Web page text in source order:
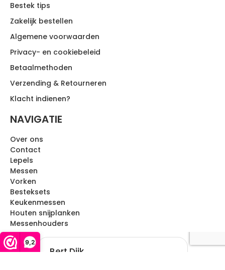
9,2
Bestek tips
Zakelijk bestellen
Algemene voorwaarden
Privacy- en cookiebeleid
Betaalmethoden
Verzending & Retourneren
Klacht indienen?
NAVIGATIE
Over ons
Contact
Lepels
Messen
Vorken
Besteksets
Keukenmessen
Houten snijplanken
Messenhouders